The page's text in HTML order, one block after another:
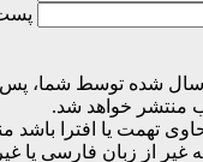
شده توسط شما، پس
منتشر خواهد شد.
تهمت یا افترا باشد
غیر از زبان فارسی یا